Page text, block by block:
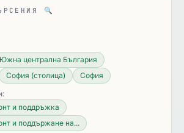
🔍
централна България
София (столица)
София
и поддръжка
и поддържане на...